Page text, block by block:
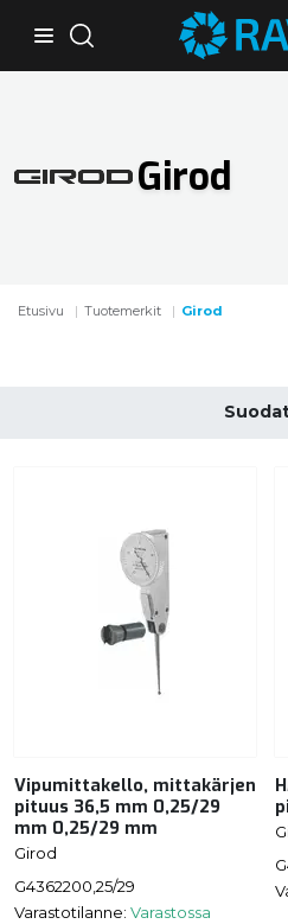
Etusivu Tuotemerkit Girod
Girod
Vipumittakello, mittakärjen
pituus 36,5 mm 0,25/29
mm 0,25/29 mm
Girod
G4362200,25/29
Varastotilanne: Varastossa